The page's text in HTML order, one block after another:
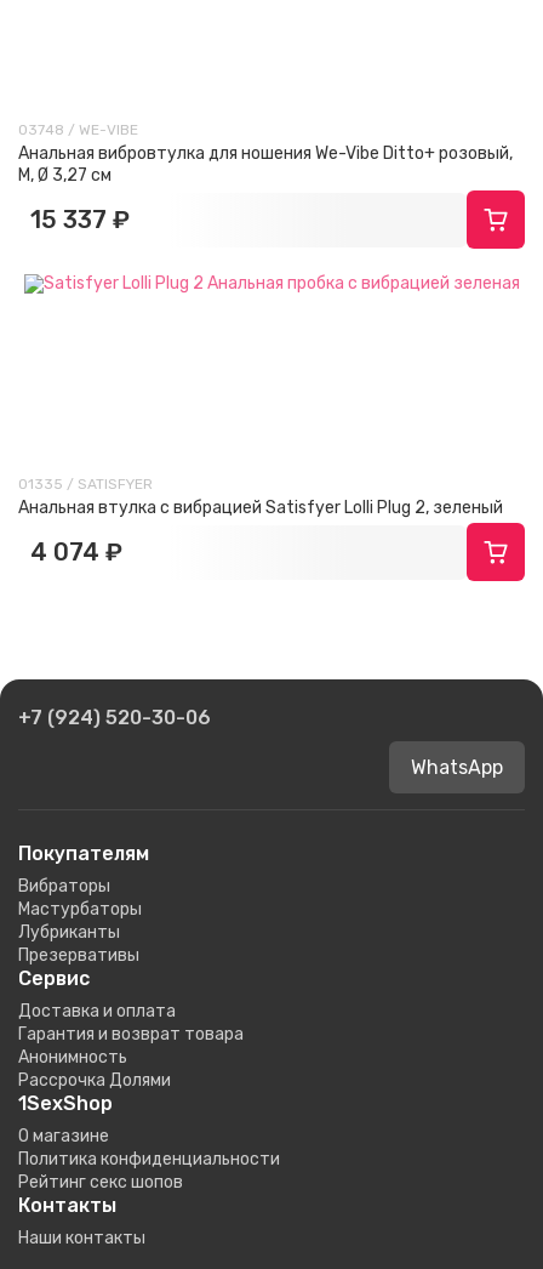
03748 / WE-VIBE
Анальная вибровтулка для ношения We-Vibe Ditto+ розовый,
M, Ø 3,27 см
15 337 ₽
01335 / SATISFYER
Анальная втулка с вибрацией Satisfyer Lolli Plug 2, зеленый
4 074 ₽
+7 (924) 520-30-06
WhatsApp
Покупателям
Вибраторы
Мастурбаторы
Лубриканты
Презервативы
Сервис
Доставка и оплата
Гарантия и возврат товара
Анонимность
Рассрочка Долями
1SexShop
О магазине
Политика конфиденциальности
Рейтинг секс шопов
Контакты
Наши контакты